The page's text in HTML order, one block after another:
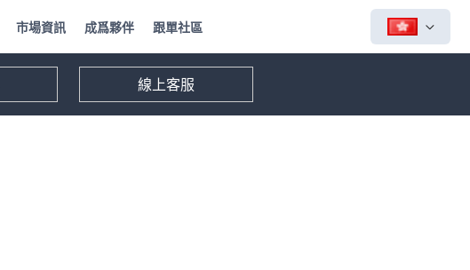
市場資訊 成爲夥伴 跟單社區
線上客服